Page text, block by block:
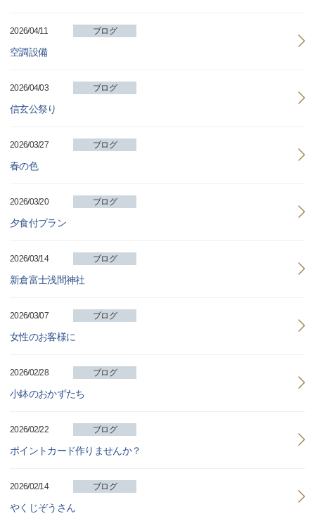
2026/04/11 ブログ
空調設備
2026/04/03 ブログ
信玄公祭り
2026/03/27 ブログ
春の色
2026/03/20 ブログ
夕食付プラン
2026/03/14 ブログ
新倉富士浅間神社
2026/03/07 ブログ
女性のお客様に
2026/02/28 ブログ
小鉢のおかずたち
2026/02/22 ブログ
ポイントカード作りませんか？
2026/02/14 ブログ
やくじぞうさん